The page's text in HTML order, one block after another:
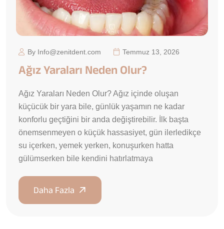
By Info@zenitdent.com Temmuz 13, 2026
Ağız Yaraları Neden Olur?
Ağız Yaraları Neden Olur? Ağız içinde oluşan
küçücük bir yara bile, günlük yaşamın ne kadar
konforlu geçtiğini bir anda değiştirebilir. İlk başta
önemsenmeyen o küçük hassasiyet, gün ilerledikçe
su içerken, yemek yerken, konuşurken hatta
gülümserken bile kendini hatırlatmaya